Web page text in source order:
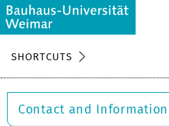
SHORTCUTS
Contact and Information